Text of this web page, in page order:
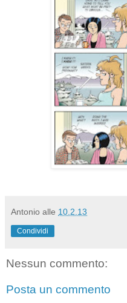
Antonio alle 10.2.13
Condividi
Nessun commento:
Posta un commento